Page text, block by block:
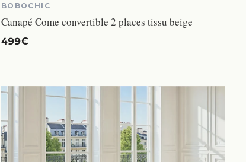
BOBOCHIC
Canapé Come convertible 2 places tissu beige
499€